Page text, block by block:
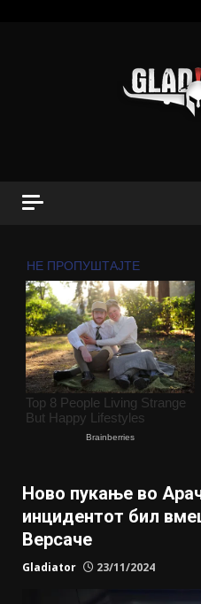
Ново пукање во
инцидентот бил
Версаче
Gladiator 23/11/2024